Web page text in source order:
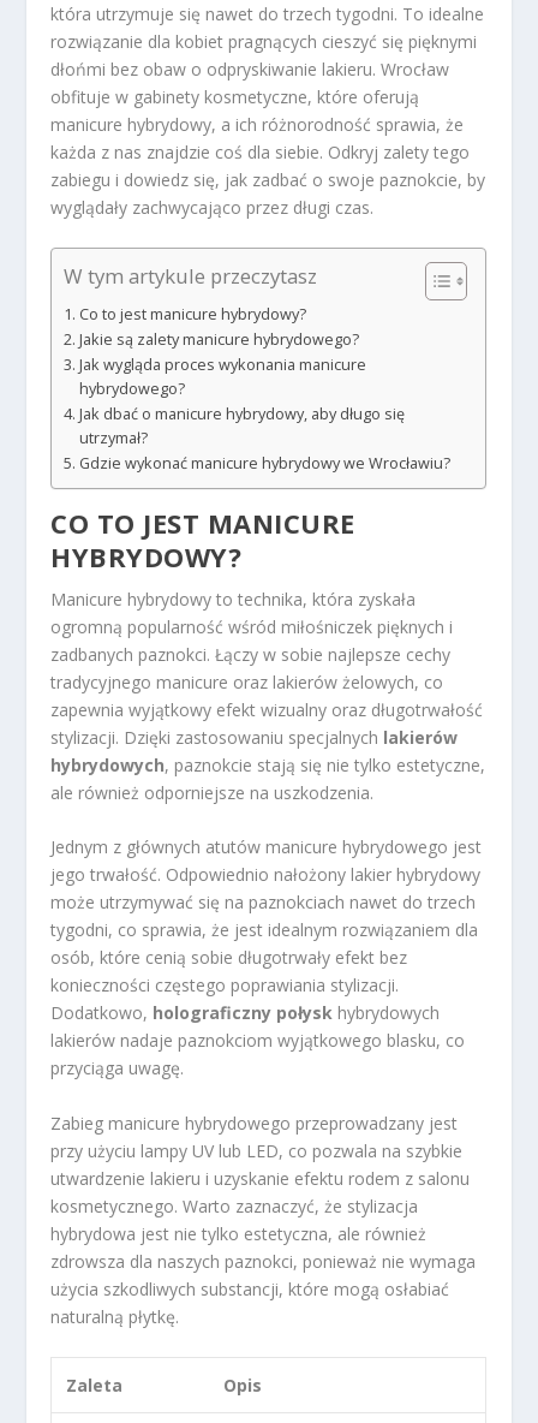
która utrzymuje się nawet do trzech tygodni. To idealne
rozwiązanie dla kobiet pragnących cieszyć się pięknymi
dłońmi bez obaw o odpryskiwanie lakieru. Wrocław
obfituje w gabinety kosmetyczne, które oferują
manicure hybrydowy, a ich różnorodność sprawia, że
każda z nas znajdzie coś dla siebie. Odkryj zalety tego
zabiegu i dowiedz się, jak zadbać o swoje paznokcie, by
wyglądały zachwycająco przez długi czas.
W tym artykule przeczytasz
Co to jest manicure hybrydowy?
Jakie są zalety manicure hybrydowego?
Jak wygląda proces wykonania manicure
hybrydowego?
Jak dbać o manicure hybrydowy, aby długo się
utrzymał?
Gdzie wykonać manicure hybrydowy we Wrocławiu?
CO TO JEST MANICURE
HYBRYDOWY?
Manicure hybrydowy to technika, która zyskała
ogromną popularność wśród miłośniczek pięknych i
zadbanych paznokci. Łączy w sobie najlepsze cechy
tradycyjnego manicure oraz lakierów żelowych, co
zapewnia wyjątkowy efekt wizualny oraz długotrwałość
stylizacji. Dzięki zastosowaniu specjalnych lakierów
hybrydowych, paznokcie stają się nie tylko estetyczne,
ale również odporniejsze na uszkodzenia.
Jednym z głównych atutów manicure hybrydowego jest
jego trwałość. Odpowiednio nałożony lakier hybrydowy
może utrzymywać się na paznokciach nawet do trzech
tygodni, co sprawia, że jest idealnym rozwiązaniem dla
osób, które cenią sobie długotrwały efekt bez
konieczności częstego poprawiania stylizacji.
Dodatkowo, holograficzny połysk hybrydowych
lakierów nadaje paznokciom wyjątkowego blasku, co
przyciąga uwagę.
Zabieg manicure hybrydowego przeprowadzany jest
przy użyciu lampy UV lub LED, co pozwala na szybkie
utwardzenie lakieru i uzyskanie efektu rodem z salonu
kosmetycznego. Warto zaznaczyć, że stylizacja
hybrydowa jest nie tylko estetyczna, ale również
zdrowsza dla naszych paznokci, ponieważ nie wymaga
użycia szkodliwych substancji, które mogą osłabiać
naturalną płytkę.
Zaleta Opis